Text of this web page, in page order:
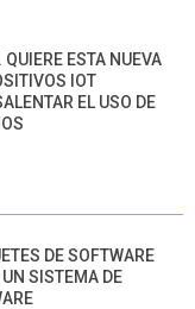
QUIERE ESTA NUEVA
IOT
EL USO DE
DE SOFTWARE
SISTEMA DE